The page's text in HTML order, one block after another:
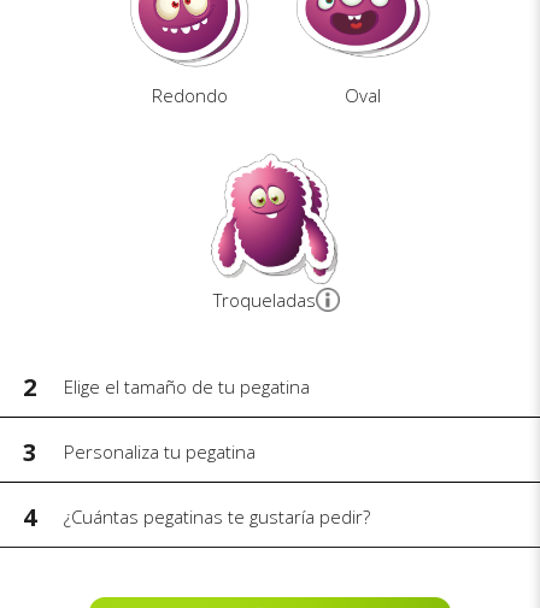
Redondo Oval
Troqueladas
2 Elige el tamaño de tu pegatina
3 Personaliza tu pegatina
4 ¿Cuántas pegatinas te gustaría pedir?